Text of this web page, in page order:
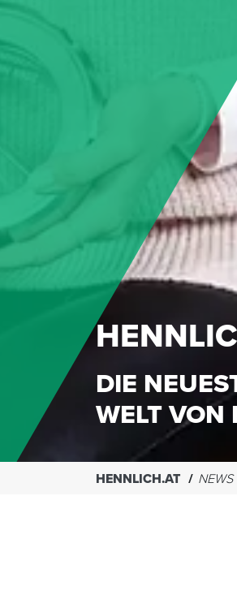
DIE
WELT VON
HENNLICH.AT NEWS